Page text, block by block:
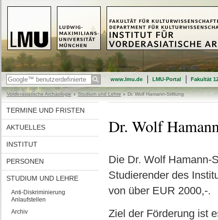
www.lmu.de LMU-Portal Fakultät
Vorderasiatische Archäologie Studium und Lehre Dr. Wolf Hamann-Stiftung
TERMINE UND FRISTEN
AKTUELLES
INSTITUT
PERSONEN
STUDIUM UND LEHRE
Anti-Diskriminierung
Anlaufstellen
Archiv
Dr. Wolf
Die Dr. Wolf Hamann-
Studierender des
von über EUR 2000,-.
Ziel der Förderung ist